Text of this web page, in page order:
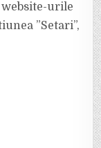
urile
”Setari”,